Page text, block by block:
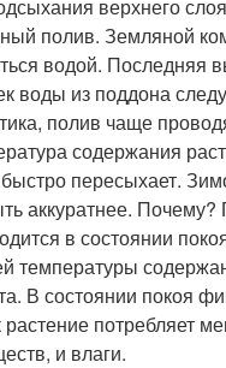
верхнего
полив. Земляной
водой. Последняя
воды из поддона
полив чаще
содержания
быстро пересыхает.
аккуратнее. Почему?
в состоянии
температуры
В состоянии покоя
растение потребляет
и влаги.